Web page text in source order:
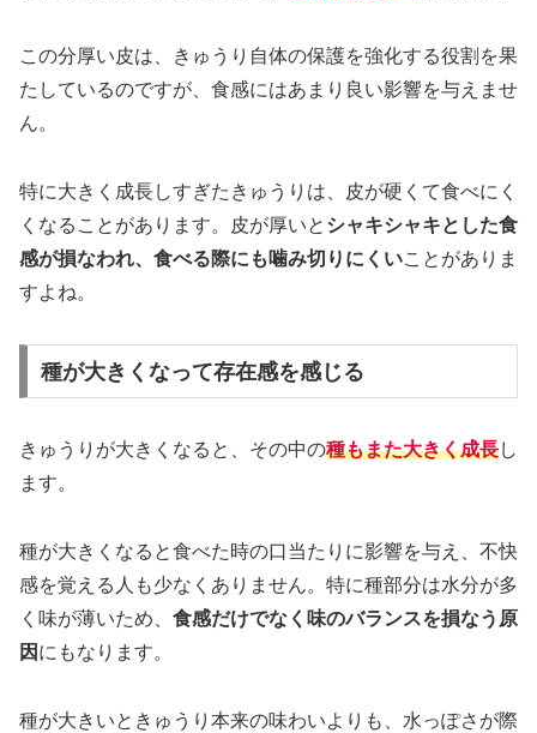
この分厚い皮は、きゅうり自体の保護を強化する役割を果
たしているのですが、食感にはあまり良い影響を与えませ
ん。
特に大きく成長しすぎたきゅうりは、皮が硬くて食べにく
くなることがあります。皮が厚いと シャキシャキとした食
感が損なわれ、食べる際にも噛み切りにくいことがありま
すよね。
種が大きくなって存在感を感じる
きゅうりが大きくなると、その中の種もまた大きく成長し
ます。
種が大きくなると食べた時の口当たりに影響を与え、不快
感を覚える人も少なくありません。特に種部分は水分が多
く味が薄いため、 食感だけでなく味のバランスを損なう原
因 にもなります。
種が大きいときゅうり本来の味わいよりも、水っぽさが際